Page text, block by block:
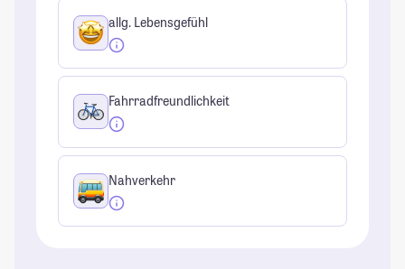
allg. Lebensgefühl
Fahrradfreundlichkeit
Nahverkehr